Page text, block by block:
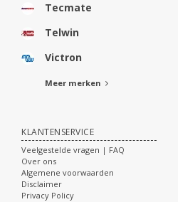
Tecmate
Telwin
Victron
Meer merken
KLANTENSERVICE
Veelgestelde vragen | FAQ
Over ons
Algemene voorwaarden
Disclaimer
Privacy Policy